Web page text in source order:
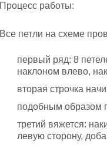
Процесс работы:
Все петли на схеме
первый ряд: 8
наклоном влево,
вторая строчка
подобным образом
третий вяжется:
левую сторону,